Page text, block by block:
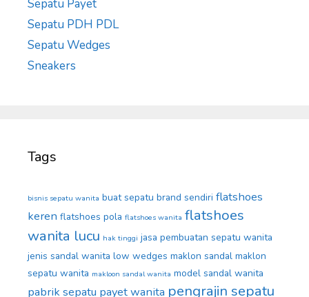
Sepatu Payet
Sepatu PDH PDL
Sepatu Wedges
Sneakers
Tags
bisnis sepatu wanita buat sepatu brand sendiri flatshoes
keren flatshoes pola flatshoes wanita flatshoes
wanita lucu hak tinggi jasa pembuatan sepatu wanita
jenis sandal wanita low wedges maklon sandal maklon
sepatu wanita makloon sandal wanita model sandal wanita
pabrik sepatu payet wanita pengrajin sepatu